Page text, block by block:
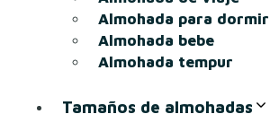
Almohada para dormir
Almohada bebe
Almohada tempur
Tamaños de almohadas